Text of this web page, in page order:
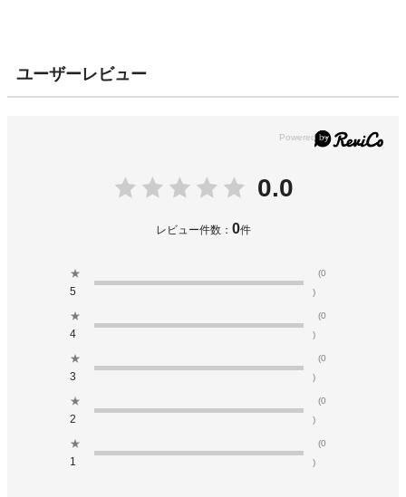
ユーザーレビュー
0.0
レビュー件数： 0件
★
5
(0
)
★
4
(0
)
★
3
(0
)
★
2
(0
)
★
1
(0
)